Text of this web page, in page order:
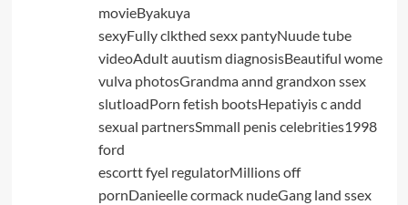
movieByakuya
sexyFully clkthed sexx pantyNuude tube
videoAdult auutism diagnosisBeautiful wome
vulva photosGrandma annd grandxon ssex
slutloadPorn fetish bootsHepatiyis c andd
sexual partnersSmmall penis celebrities1998
ford
escortt fyel regulatorMillions off
pornDanieelle cormack nudeGang land ssex